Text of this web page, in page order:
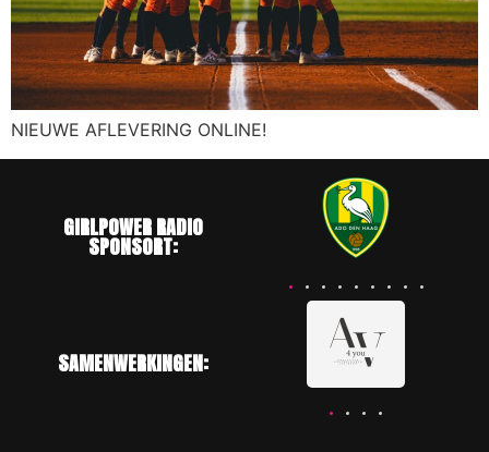
NIEUWE AFLEVERING ONLINE!
GIRLPOWER RADIO
SPONSORT:
SAMENWERKINGEN: